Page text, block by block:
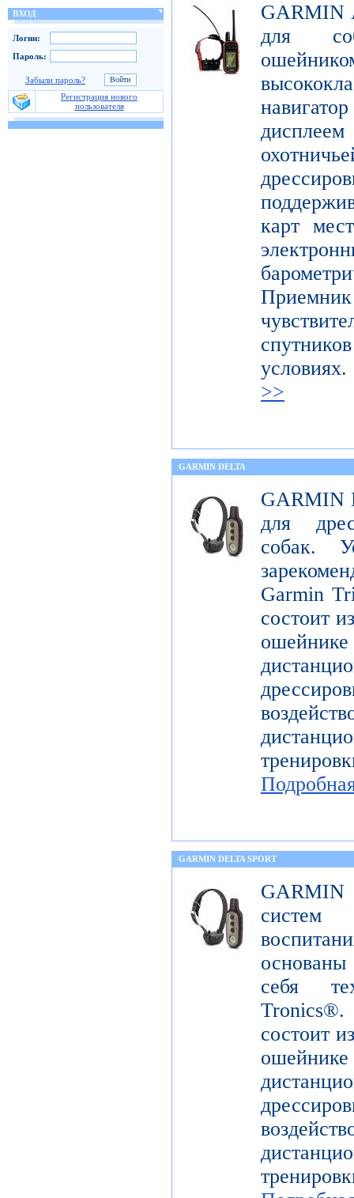
ВХОД
Логин:
Пароль:
Забыли пароль?
Регистрация нового
пользователя
GARMIN
для
карт
>>
GARMIN DELTA
GARMIN
для
собак.
Garmin
состоит
GARMIN DELTA SPORT
GARMIN
себя
состоит